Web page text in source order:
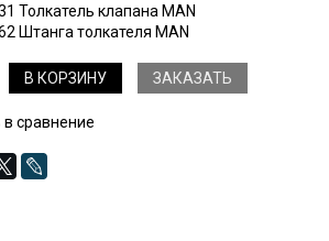
Толкатель клапана MAN
Штанга толкателя MAN
В КОРЗИНУ ЗАКАЗАТЬ
сравнение